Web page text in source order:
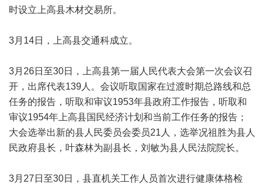
时设立上高县木材交易所。
3月14日，上高县交通科成立。
3月26日至30日，上高县第一届人民代表大会第一次会议召
开，出席代表139人。会议听取国家在过渡时期总路线和总
任务的报告，听取和审议1953年县政府工作报告，听取和
审议1954年上高县国民经济计划和当前工作任务的报告；
大会选举出新的县人民委员会委员21人，选举况祖胜为县人
民政府县长，叶森林为副县长，刘敏为县人民法院院长。
3月27日至30日，县直机关工作人员首次进行健康体格检